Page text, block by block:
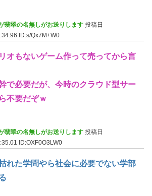
翡翠の名無しがお送りします 投稿日
ID:s/Qx7M+W0
オもないゲーム作って売ってから言
で必要だが、今時のクラウド型サー
不要だぞｗ
翡翠の名無しがお送りします 投稿日
ID:OXF0O3LW0
れた学問やら社会に必要でない学部